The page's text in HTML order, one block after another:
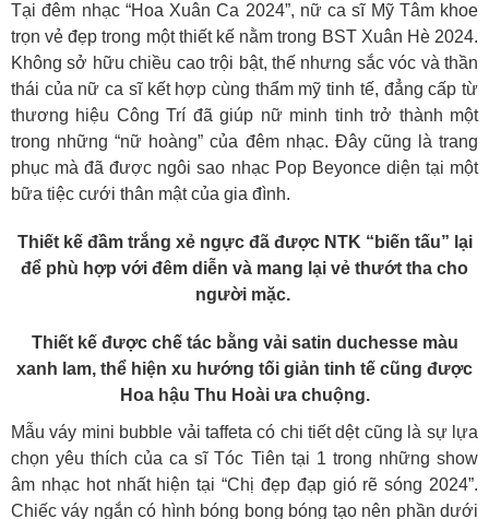
Tại đêm nhạc “Hoa Xuân Ca 2024”, nữ ca sĩ Mỹ Tâm khoe
trọn vẻ đẹp trong một thiết kế nằm trong BST Xuân Hè 2024.
Không sở hữu chiều cao trội bật, thế nhưng sắc vóc và thần
thái của nữ ca sĩ kết hợp cùng thẩm mỹ tinh tế, đẳng cấp từ
thương hiệu Công Trí đã giúp nữ minh tinh trở thành một
trong những “nữ hoàng” của đêm nhạc. Đây cũng là trang
phục mà đã được ngôi sao nhạc Pop Beyonce diện tại một
bữa tiệc cưới thân mật của gia đình.
Thiết kế đầm trắng xẻ ngực đã được NTK “biến tấu” lại
để phù hợp với đêm diễn và mang lại vẻ thướt tha cho
người mặc.
Thiết kế được chế tác bằng vải satin duchesse màu
xanh lam, thể hiện xu hướng tối giản tinh tế cũng được
Hoa hậu Thu Hoài ưa chuộng.
Mẫu váy mini bubble vải taffeta có chi tiết dệt cũng là sự lựa
chọn yêu thích của ca sĩ Tóc Tiên tại 1 trong những show
âm nhạc hot nhất hiện tại “Chị đẹp đạp gió rẽ sóng 2024”.
Chiếc váy ngắn có hình bóng bong bóng tạo nên phần dưới